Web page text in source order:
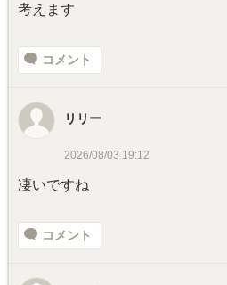
考えます
コメント
リリー
2026/08/03 19:12
凄いですね
コメント